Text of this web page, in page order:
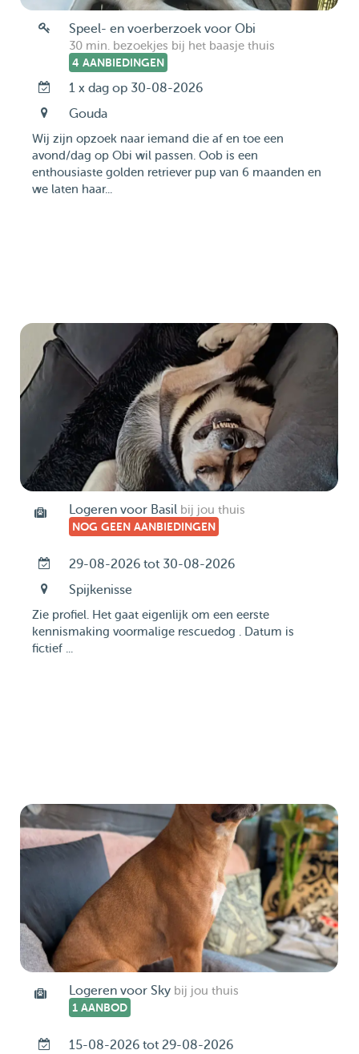
Speel- en voerberzoek voor Obi
30 min. bezoekjes bij het baasje thuis
4 AANBIEDINGEN
1 x dag op 30-08-2026
Gouda
Wij zijn opzoek naar iemand die af en toe een
avond/dag op Obi wil passen. Oob is een
enthousiaste golden retriever pup van 6 maanden en
we laten haar...
Logeren voor Basil bij jou thuis
NOG GEEN AANBIEDINGEN
29-08-2026 tot 30-08-2026
Spijkenisse
Zie profiel. Het gaat eigenlijk om een eerste
kennismaking voormalige rescuedog . Datum is
fictief ...
Logeren voor Sky bij jou thuis
1 AANBOD
15-08-2026 tot 29-08-2026